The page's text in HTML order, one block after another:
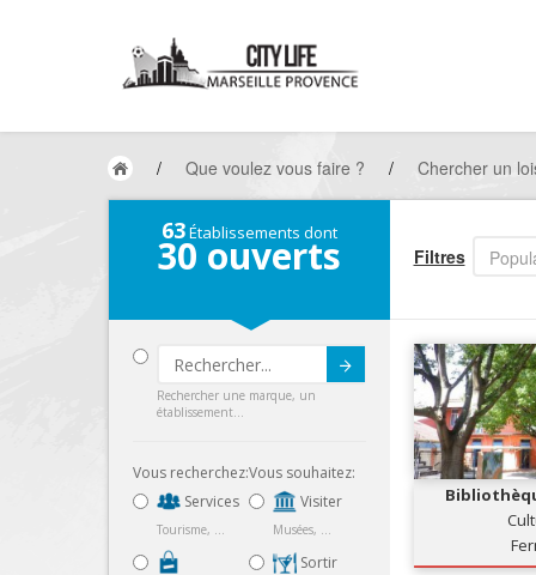
/ Que voulez vous faire ? / Chercher un
63Établissements dont
30 ouverts
Submit
Rechercher une marque, un
établissement...
Vous recherchez:
Services
Tourisme, ...
Vous souhaitez:
Visiter
Musées, ...
Sortir
Filtres